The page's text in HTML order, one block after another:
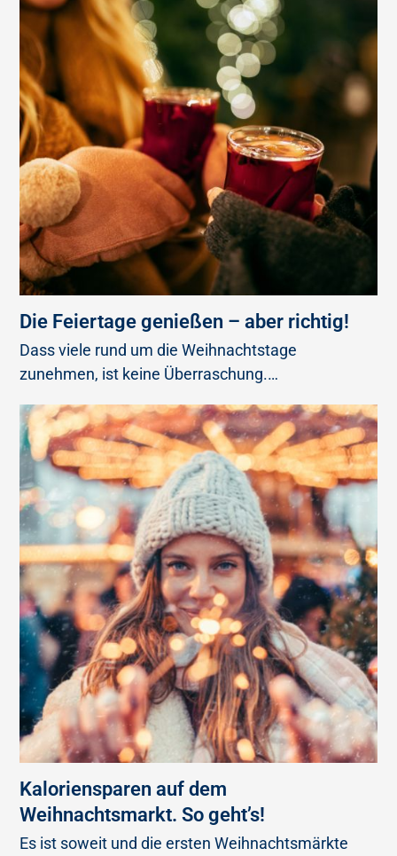
Die Feiertage genießen – aber richtig!
Dass viele rund um die Weihnachtstage
zunehmen, ist keine Überraschung.…
Kaloriensparen auf dem
Weihnachtsmarkt. So geht’s!
Es ist soweit und die ersten Weihnachtsmärkte